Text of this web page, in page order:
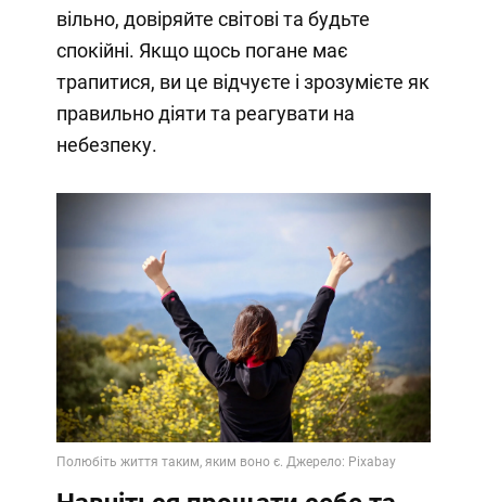
вільно, довіряйте світові та будьте
спокійні. Якщо щось погане має
трапитися, ви це відчуєте і зрозумієте як
правильно діяти та реагувати на
небезпеку.